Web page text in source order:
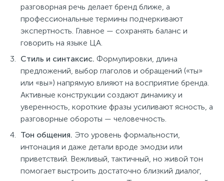
разговорная речь делает бренд ближе, а
профессиональные термины подчеркивают
экспертность. Главное — сохранять баланс и
говорить на языке ЦА.
Стиль и синтаксис. Формулировки, длина
предложений, выбор глаголов и обращений («ты»
или «вы») напрямую влияют на восприятие бренда.
Активные конструкции создают динамику и
уверенность, короткие фразы усиливают ясность, а
разговорные обороты — человечность.
Тон общения. Это уровень формальности,
интонация и даже детали вроде эмодзи или
приветствий. Вежливый, тактичный, но живой тон
помогает выстроить достаточно близкий диалог,